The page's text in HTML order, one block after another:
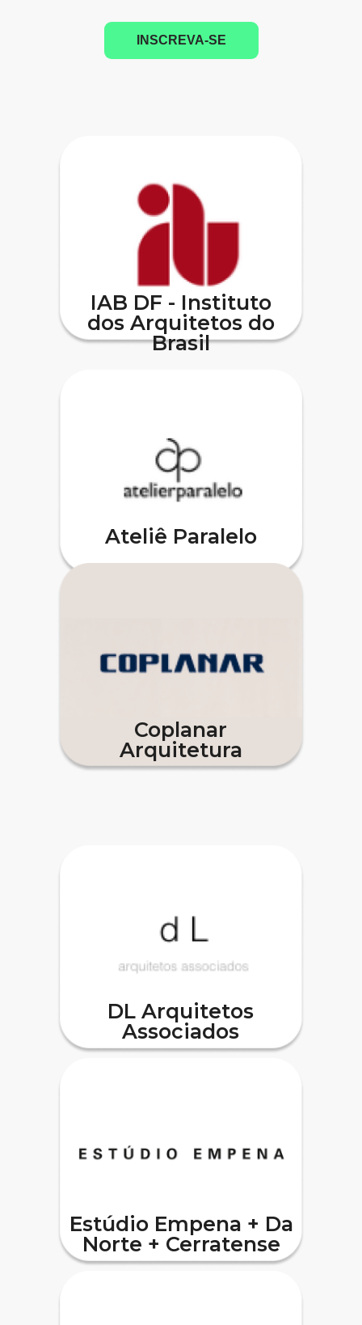
INSCREVA-SE
IAB DF - Instituto
dos Arquitetos do
Brasil
Ateliê Paralelo
Coplanar
Arquitetura
DL Arquitetos
Associados
Estúdio Empena + Da
Norte + Cerratense